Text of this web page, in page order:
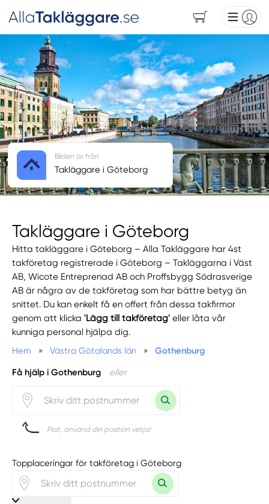
Takläggare i Göteborg
Hitta takläggare i Göteborg – Alla Takläggare har 4st
takföretag registrerade i Göteborg – Takläggarna i Väst
AB, Wicote Entreprenad AB och Proffsbygg Södrasverige
AB är några av de takföretag som har bättre betyg än
snittet. Du kan enkelt få en offert från dessa takfirmor
genom att klicka'Lägg till takföretag' eller låta vår
kunniga personal hjälpa dig.
Hem
» Västra Götalands län » Gothenburg
Få hjälp i Gothenburg eller
Psst, använd din position vetja!
Bilden är från
Takläggare i Göteborg
Topplaceringar för takföretag i Göteborg